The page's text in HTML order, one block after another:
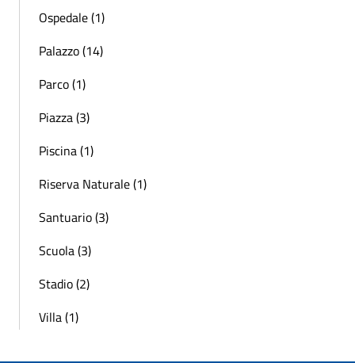
Ospedale (1)
Palazzo (14)
Parco (1)
Piazza (3)
Piscina (1)
Riserva Naturale (1)
Santuario (3)
Scuola (3)
Stadio (2)
Villa (1)